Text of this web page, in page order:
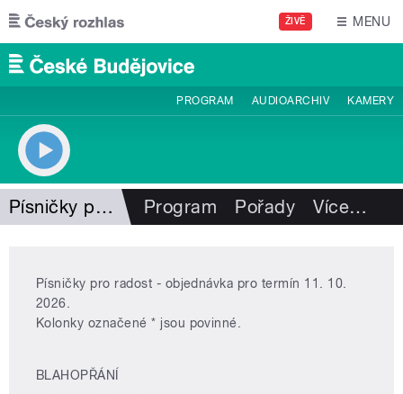
Přejít k hlavnímu obsahu
ŽIVĚ MENU
PROGRAM AUDIOARCHIV KAMERY
Písničky pro radost Program Pořady Více…
Písničky pro radost - objednávka pro termín 11. 10.
2026.
Kolonky označené * jsou povinné.
BLAHOPŘÁNÍ